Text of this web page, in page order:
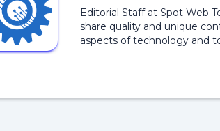
Editorial Staff at Spot Web
share quality and unique
aspects of technology and